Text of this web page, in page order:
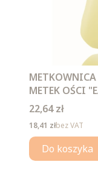
METEK OŚCI
Cena
22,64 zł
Cena
18,41 złbez VAT
Do koszyka